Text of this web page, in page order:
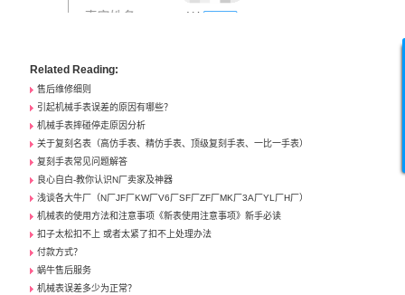
Related Reading:
售后维修细则
引起机械手表误差的原因有哪些？
机械手表摔碰停走原因分析
关于复刻名表（高仿手表、精仿手表、顶级复刻手表、一比一手表）
复刻手表常见问题解答
良心自白-教你认识N厂卖家及神器
浅谈各大牛厂（N厂JF厂KW厂V6厂SF厂ZF厂MK厂3A厂YL厂H厂）
机械表的使用方法和注意事项《新表使用注意事项》新手必读
扣子太松扣不上 或者太紧了扣不上处理办法
付款方式？
蜗牛售后服务
机械表误差多少为正常？